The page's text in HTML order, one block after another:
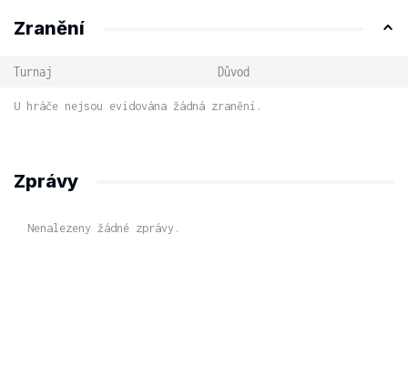
Zranění
Turnaj Důvod
U hráče nejsou evidována žádná zranění.
Zprávy
Nenalezeny žádné zprávy.